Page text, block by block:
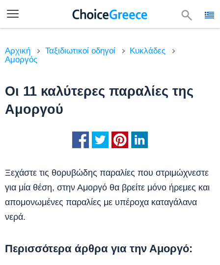
Αρχική Ταξιδιωτικοί οδηγοί
Κυκλάδες
Αμοργός
Οι 11 καλύτερες παραλίες της
Αμοργού
Ξεχάστε τις θορυβώδης παραλίες που στριμώχνεστε
για μία θέση, στην Αμοργό θα βρείτε μόνο ήρεμες και
απομονωμένες παραλίες με υπέροχα καταγάλανα
νερά.
Περισσότερα άρθρα για την Αμοργό: